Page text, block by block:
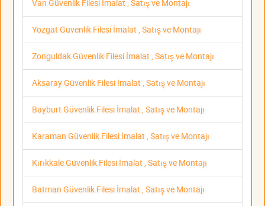
Van Güvenlik Filesi İmalat , Satış ve Montajı
Yozgat Güvenlik Filesi İmalat , Satış ve Montajı
Zonguldak Güvenlik Filesi İmalat , Satış ve Montajı
Aksaray Güvenlik Filesi İmalat , Satış ve Montajı
Bayburt Güvenlik Filesi İmalat , Satış ve Montajı
Karaman Güvenlik Filesi İmalat , Satış ve Montajı
Kırıkkale Güvenlik Filesi İmalat , Satış ve Montajı
Batman Güvenlik Filesi İmalat , Satış ve Montajı